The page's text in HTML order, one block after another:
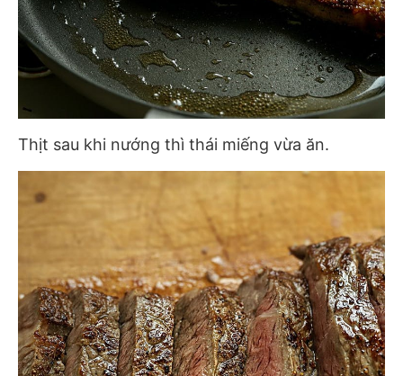
Thịt sau khi nướng thì thái miếng vừa ăn.